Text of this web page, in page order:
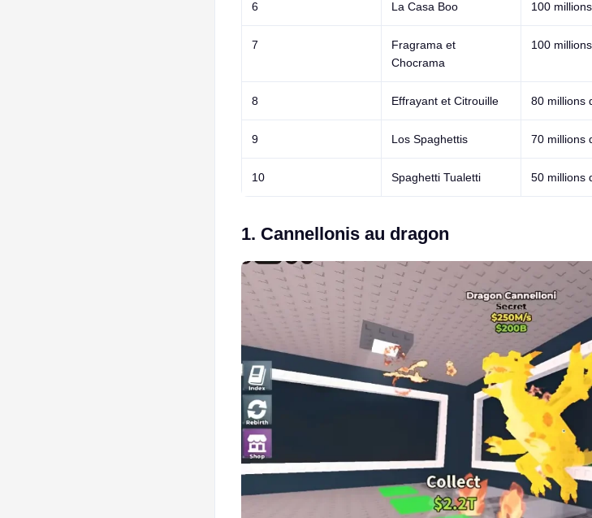
6 La Casa Boo 100
7
Fragrama et
Chocrama
100
8 Effrayant et Citrouille 80 millions
9 Los Spaghettis 70 millions
10 Spaghetti Tualetti 50 millions
1. Cannellonis au dragon